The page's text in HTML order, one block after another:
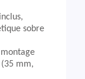
inclus,
sobre
mm,